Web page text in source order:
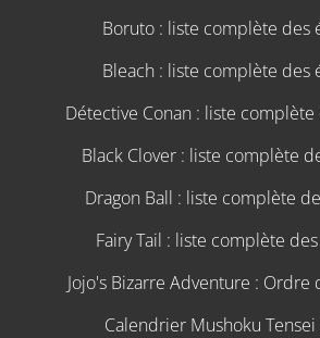
Boruto : liste complète des
Bleach : liste complète des
Détective Conan : liste
Black Clover : liste complète
Dragon Ball : liste complète
Fairy Tail : liste complète
Jojo's Bizarre Adventure : Ordre
Calendrier Mushoku Tensei